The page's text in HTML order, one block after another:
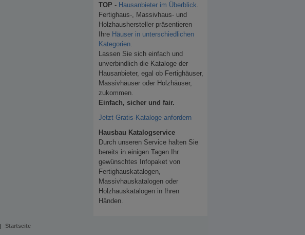
TOP - Hausanbieter im Überblick
Fertighaus-, Massivhaus- und
Holzhaushersteller präsentieren
Ihre Häuser in unterschiedlichen
Kategorien
Lassen Sie sich einfach und
unverbindlich die Kataloge der
Hausanbieter, egal ob Fertighäuser,
Massivhäuser oder Holzhäuser,
zukommen.
Einfach, sicher und fair.
Jetzt Gratis-Kataloge anfordern
Hausbau Katalogservice
Durch unseren Service halten Sie
bereits in einigen Tagen Ihr
gewünschtes Infopaket von
Fertighauskatalogen,
Massivhauskatalogen oder
Holzhauskatalogen in Ihren
Händen.
| Startseite